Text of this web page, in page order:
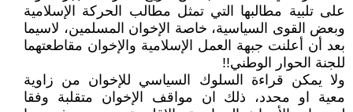
على تلبية مطالبها التي تمثل مطالب الحركة الإسلامية
وبعض القوى السياسية، خاصة الإخوان المسلمين، لاسيما
بعد أن أعلنت جبهة العمل الإسلامية والإخوان مقاطعتهما
للجنة الحوار الوطني!!
ولا يمكن قراءة السلوك السياسي للإخوان من زاوية
معية او محدد، ذلك ان مواقف الإخوان متقلبة وفقا